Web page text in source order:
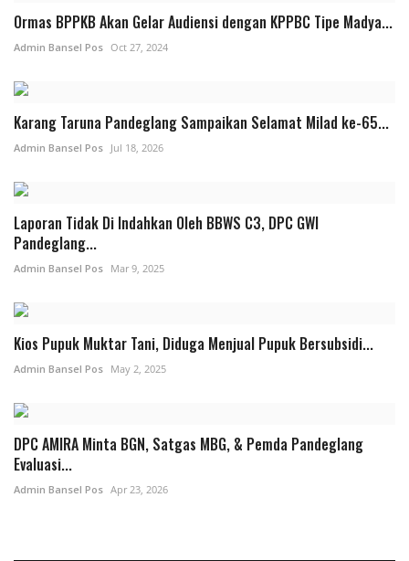
Ormas BPPKB Akan Gelar Audiensi dengan KPPBC Tipe Madya...
Admin Bansel Pos Oct 27, 2024
Karang Taruna Pandeglang Sampaikan Selamat Milad ke-65...
Admin Bansel Pos Jul 18, 2026
Laporan Tidak Di Indahkan Oleh BBWS C3, DPC GWI
Pandeglang...
Admin Bansel Pos Mar 9, 2025
Kios Pupuk Muktar Tani, Diduga Menjual Pupuk Bersubsidi...
Admin Bansel Pos May 2, 2025
DPC AMIRA Minta BGN, Satgas MBG, & Pemda Pandeglang
Evaluasi...
Admin Bansel Pos Apr 23, 2026